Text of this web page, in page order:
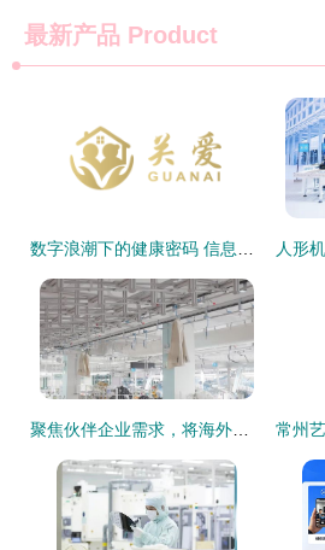
最新产品 Product
数字浪潮下的健康密码 信息技术咨询如何重塑大健康产业未来
聚焦伙伴企业需求，将海外消费者反馈和每个阶段需求，设计建成覆盖数千家供应商集群最繁忙的一线业务模式